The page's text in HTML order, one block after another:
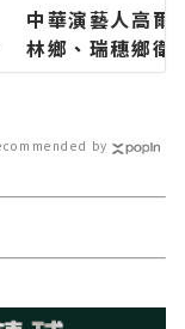
中華演藝人高爾
林鄉、瑞穗鄉衛
長代表花蓮鄉
by